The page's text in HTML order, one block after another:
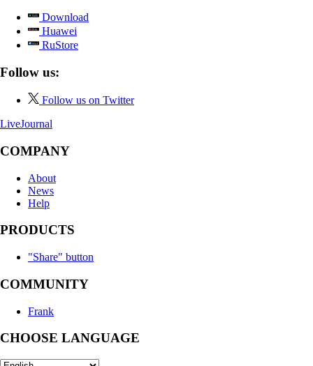
Download
Huawei
RuStore
Follow us:
Follow us on Twitter
LiveJournal
COMPANY
About
News
Help
PRODUCTS
"Share" button
COMMUNITY
Frank
CHOOSE LANGUAGE